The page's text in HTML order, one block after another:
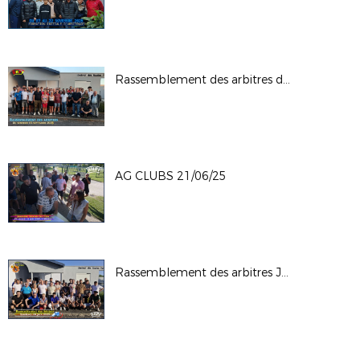
Rassemblement des arbitres du 05-09-25
AG CLUBS 21/06/25
Rassemblement des arbitres Juin 2025